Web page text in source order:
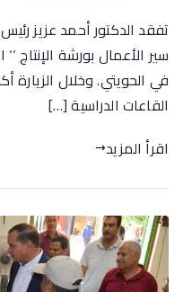
تفقد الدكتور أحمد عزيز
سير الأعمال بورشة الإنتاج
في الحويتي. وخلال الزيارة
القاعات الدراسية […]
اقرأ المزيد